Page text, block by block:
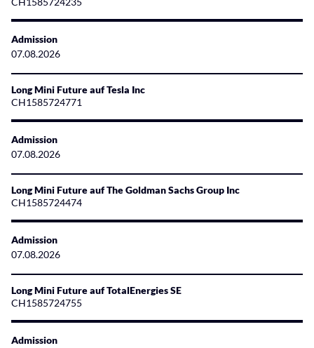
Admission
07.08.2026
Long Mini Future auf Tesla Inc
CH1585724771
Admission
07.08.2026
Long Mini Future auf The Goldman Sachs Group Inc
CH1585724474
Admission
07.08.2026
Long Mini Future auf TotalEnergies SE
CH1585724755
Admission